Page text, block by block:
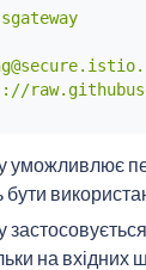
уможливлює
на вхідних